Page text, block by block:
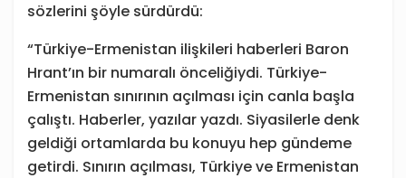
sözlerini şöyle sürdürdü:
“Türkiye-Ermenistan ilişkileri haberleri Baron
Hrant’ın bir numaralı önceliğiydi. Türkiye-
Ermenistan sınırının açılması için canla başla
çalıştı. Haberler, yazılar yazdı. Siyasilerle denk
geldiği ortamlarda bu konuyu hep gündeme
getirdi. Sınırın açılması, Türkiye ve Ermenistan